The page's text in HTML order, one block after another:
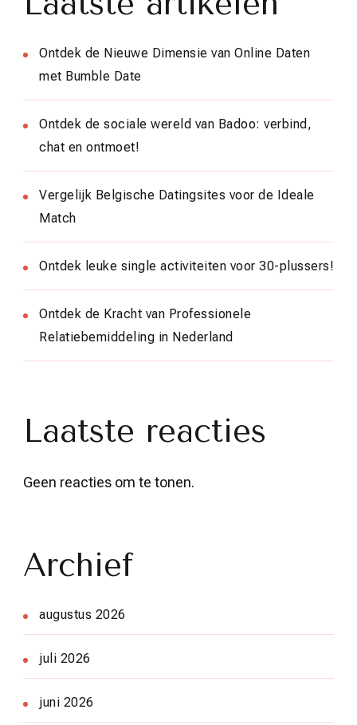
Ontdek de Nieuwe Dimensie van Online Daten
met Bumble Date
Ontdek de sociale wereld van Badoo: verbind,
chat en ontmoet!
Vergelijk Belgische Datingsites voor de Ideale
Match
Ontdek leuke single activiteiten voor 30-plussers!
Ontdek de Kracht van Professionele
Relatiebemiddeling in Nederland
Laatste reacties
Geen reacties om te tonen.
Archief
augustus 2026
juli 2026
juni 2026